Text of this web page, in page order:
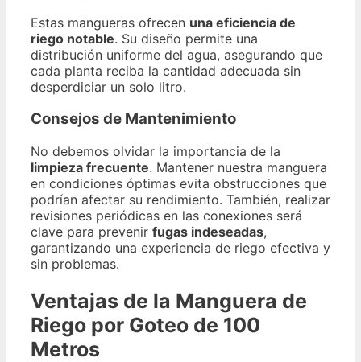
Estas mangueras ofrecen una eficiencia de
riego notable. Su diseño permite una
distribución uniforme del agua, asegurando que
cada planta reciba la cantidad adecuada sin
desperdiciar un solo litro.
Consejos de Mantenimiento
No debemos olvidar la importancia de la
limpieza frecuente. Mantener nuestra manguera
en condiciones óptimas evita obstrucciones que
podrían afectar su rendimiento. También, realizar
revisiones periódicas en las conexiones será
clave para prevenir fugas indeseadas,
garantizando una experiencia de riego efectiva y
sin problemas.
Ventajas de la Manguera de
Riego por Goteo de 100
Metros